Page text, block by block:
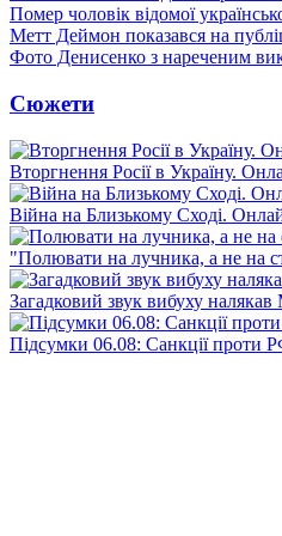
Помер чоловік відомої
Метт Деймон показався на
Фото Денисенко з нареченим
Сюжети
Вторгнення Росії в Україну.
Війна на Близькому Сході.
"Полювати на лучника, а не на
Загадковий звук вибуху
Підсумки 06.08: Санкції проти